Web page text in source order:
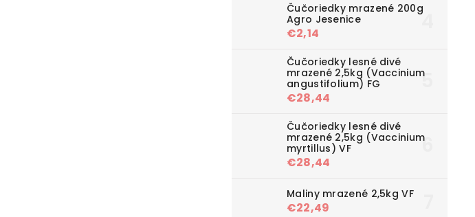
Čučoriedky mrazené 200g
Agro Jesenice
€2,14
Čučoriedky lesné divé
mrazené 2,5kg (Vaccinium
angustifolium) FG
€28,44
Čučoriedky lesné divé
mrazené 2,5kg (Vaccinium
myrtillus) VF
€28,44
Maliny mrazené 2,5kg VF
€22,49